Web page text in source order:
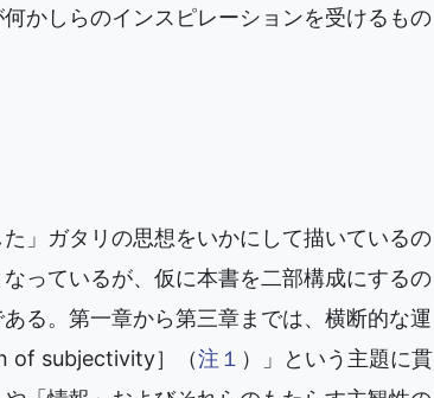
かしらのインスピレーションを受けるもの
」ガタリの思想をいかにして描いているの
っているが、仮に本書を二部構成にするの
る。第一章から第三章までは、横断的な運
of subjectivity］（注１ ）」という主題に貫